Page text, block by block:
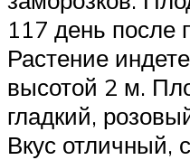
117 день после
Растение
высотой 2 м.
гладкий,
Вкус отличный,